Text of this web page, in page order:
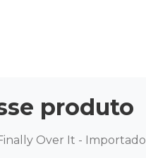
produto
Over It - Importado